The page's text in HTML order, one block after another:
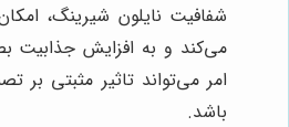
شفافیت نایلون شیرینگ،
می‌کند و به افزایش
امر می‌تواند تاثیر مثبتی بر
باشد.